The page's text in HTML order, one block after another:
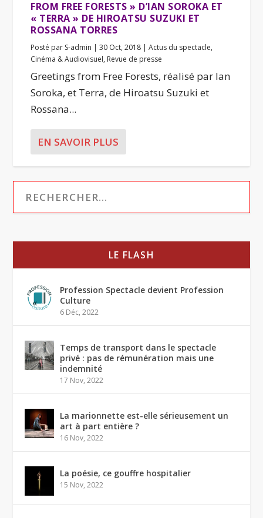
FROM FREE FORESTS » D’IAN SOROKA ET
« TERRA » DE HIROATSU SUZUKI ET
ROSSANA TORRES
Posté par S-admin |30 Oct, 2018 |Actus du spectacle,
Cinéma & Audiovisuel, Revue de presse
Greetings from Free Forests, réalisé par Ian
Soroka, et Terra, de Hiroatsu Suzuki et
Rossana...
EN SAVOIR PLUS
LE FLASH
Profession Spectacle devient Profession
Culture
6 Déc, 2022
Temps de transport dans le spectacle
privé : pas de rémunération mais une
indemnité
17 Nov, 2022
La marionnette est-elle sérieusement un
art à part entière ?
16 Nov, 2022
La poésie, ce gouffre hospitalier
15 Nov, 2022